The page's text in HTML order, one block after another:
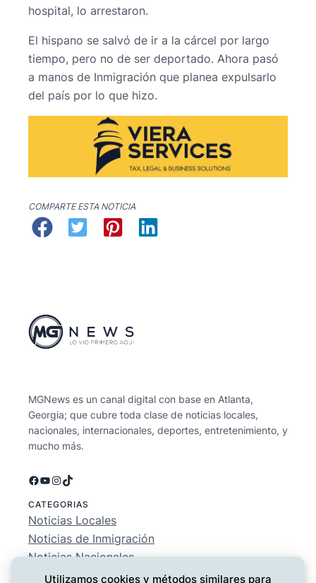
hospital, lo arrestaron.
El hispano se salvó de ir a la cárcel por largo
tiempo, pero no de ser deportado. Ahora pasó
a manos de Inmigración que planea expulsarlo
del país por lo que hizo.
COMPARTE ESTA NOTICIA
MGNews es un canal digital con base en Atlanta,
Georgia; que cubre toda clase de noticias locales,
nacionales, internacionales, deportes, entretenimiento, y
mucho más.
Facebook
YouTube
Instagram
TikTok
CATEGORIAS
Noticias Locales
Noticias de Inmigración
Noticias Nacionales
Deportes
Utilizamos cookies y métodos similares para